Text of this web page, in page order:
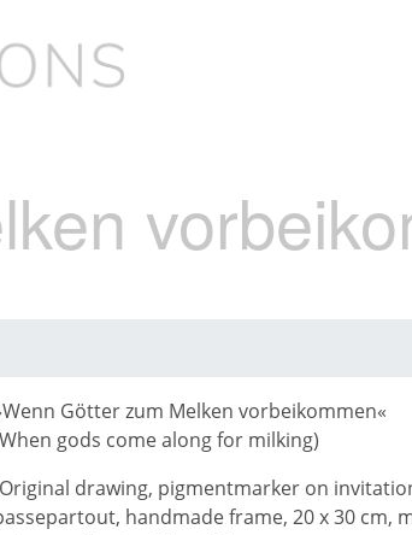
Götter zum Melken vorbeikommen«
When gods come along for milking)
drawing, pigmentmarker on
handmade frame, 20 x 30 cm,